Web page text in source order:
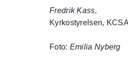
Fredrik Kass,
Kyrkostyrelsen, KCSA
Foto: Emilia Nyberg